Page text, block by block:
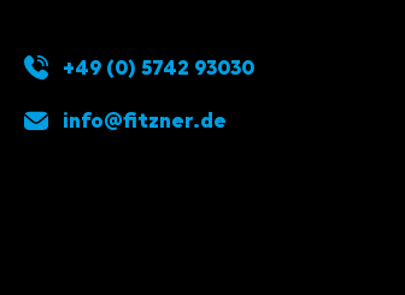
+49 (0) 5742 93030
info@fitzner.de